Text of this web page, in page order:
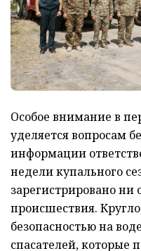
Особое внимание в
уделяется вопросам
информации
недели купального
зарегистрировано ни
происшествия.
безопасностью на
спасателей, которые